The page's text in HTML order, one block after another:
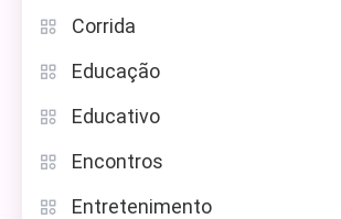
Corrida
Educação
Educativo
Encontros
Entretenimento